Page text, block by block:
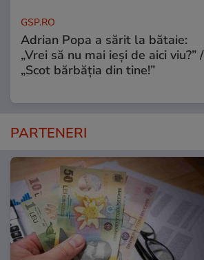
GSP.RO
Adrian Popa a sărit la bătaie:
„Vrei să nu mai ieși de aici viu?” /
„Scot bărbăția din tine!”
PARTENERI